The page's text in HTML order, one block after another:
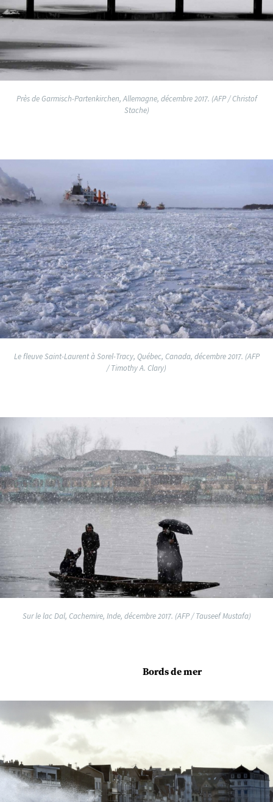
Près de Garmisch-Partenkirchen, Allemagne, décembre 2017. (AFP / Christof
Stache)
Le fleuve Saint-Laurent à Sorel-Tracy, Québec, Canada, décembre 2017. (AFP
/ Timothy A. Clary)
Sur le lac Dal, Cachemire, Inde, décembre 2017. (AFP / Tauseef Mustafa)
Bords de mer